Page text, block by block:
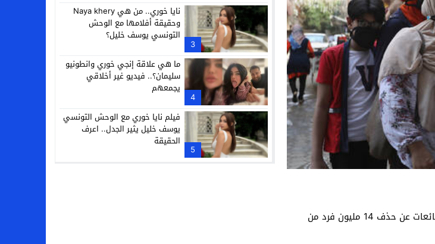
صرح المركز الإعلامي لمجلس الوزراء في بيان له عن عدم صحة ما تم تداوله من شائعات عن حذف 14 مليون فرد من
3
نايا خوري.. من هي Naya khery
وحقيقة أفلامها مع الوحش
التونسي يوسف خليل؟
4
ما هي علاقة إنجي خوري وانطونيو
سليمان؟.. فيديو غير أخلاقي
يجمعهم
5
فيلم نايا خوري مع الوحش التونسي
يوسف خليل يثير الجدل.. اعرف
الحقيقة